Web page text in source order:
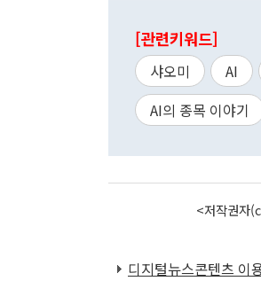
[관련키워드]
샤오미 AI
AI의 종목 이야기
<저작권자
디지털뉴스콘텐츠 이